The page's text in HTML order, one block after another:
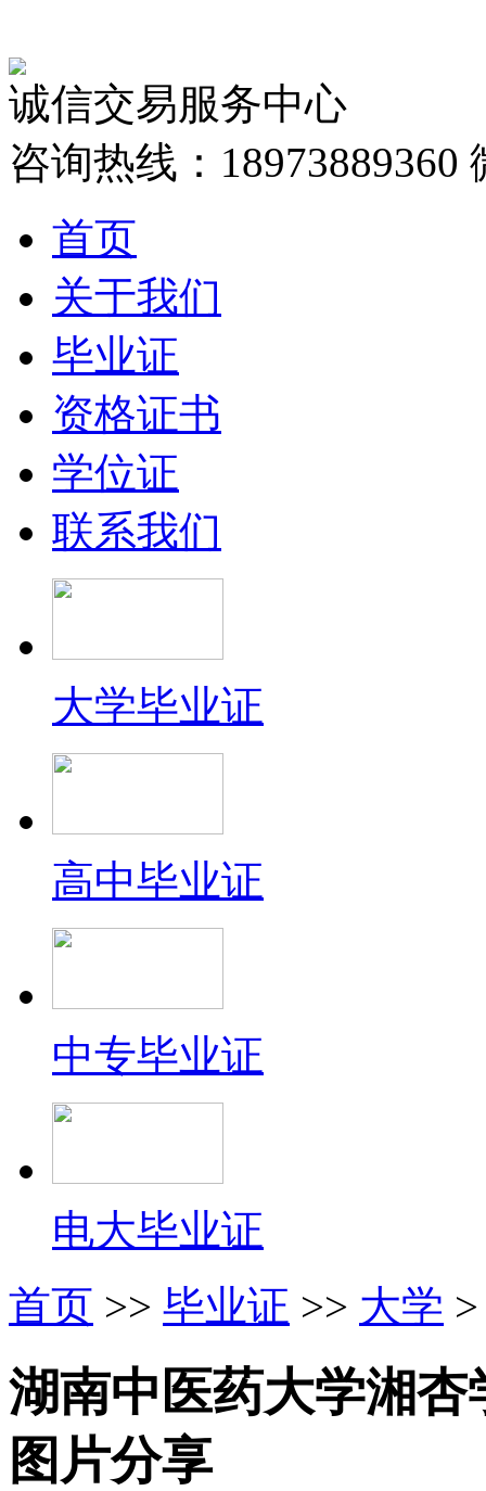
诚信交易服务中心
咨询热线：18973889360
首页
关于我们
毕业证
资格证书
学位证
联系我们
大学毕业证
高中毕业证
中专毕业证
电大毕业证
首页 >> 毕业证 >> 大学
湖南中医药大学湘
图片分享